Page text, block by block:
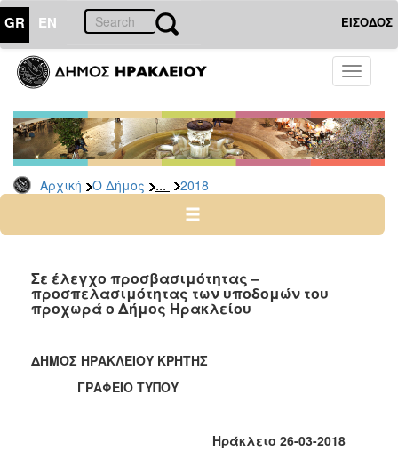
GR EN ΕΙΣΟΔΟΣ
Toggle
Αρχική Ο Δήμος ... 2018
ΔΗΜΟΣ
Δελτία
Τύπου
Αρχείο
2026
2024
2022
2021
Σε έλεγχο προσβασιμότητας –
προσπελασιμότητας των υποδομών του
προχωρά ο Δήμος Ηρακλείου
ΔΗΜΟΣ ΗΡΑΚΛΕΙΟΥ ΚΡΗΤΗΣ
ΓΡΑΦΕΙΟ ΤΥΠΟΥ
Ηράκλειο 26-03-2018